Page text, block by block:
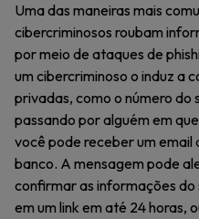
Uma das maneiras mais
cibercriminosos roubam
por meio de ataques de
um cibercriminoso o induz a
privadas, como o número do
passando por alguém em
você pode receber um email
banco. A mensagem pode
confirmar as informações
em um link em até 24 horas,